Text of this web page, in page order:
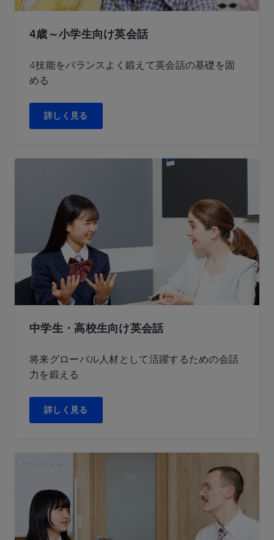
4歳～小学生向け英会話
4技能をバランスよく鍛えて英会話の基礎を固
める
詳しく見る
中学生・高校生向け英会話
将来グローバル人材として活躍するための会話
力を鍛える
詳しく見る